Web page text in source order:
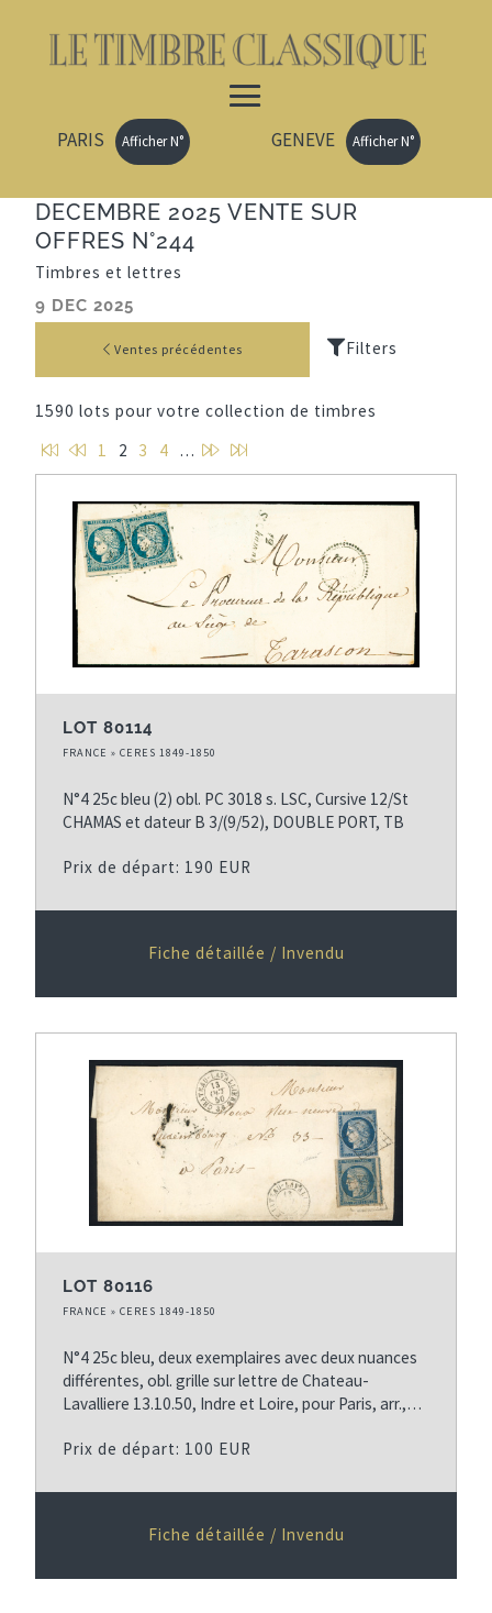
PARIS Afficher N° GENEVE Afficher N°
DECEMBRE 2025 VENTE SUR
OFFRES N°244
Timbres et lettres
9 DEC 2025
Ventes précédentes
1590 lots pour votre collection de timbres
P
r
g
e
a
g
e
p
e
n
t
e
1 2 3 4 …
P
a
g
s
u
i
D
e
r
n
i
r
e
LOT 80114
FRANCE » CERES 1849-1850
N°4 25c bleu (2) obl. PC 3018 s. LSC, Cursive 12/St
CHAMAS et dateur B 3/(9/52), DOUBLE PORT, TB
Prix de départ: 190 EUR
Fiche détaillée / Invendu
LOT 80116
FRANCE » CERES 1849-1850
N°4 25c bleu, deux exemplaires avec deux nuances
différentes, obl. grille sur lettre de Chateau-
Lavalliere 13.10.50, Indre et Loire, pour Paris, arr.,…
Prix de départ: 100 EUR
Fiche détaillée / Invendu